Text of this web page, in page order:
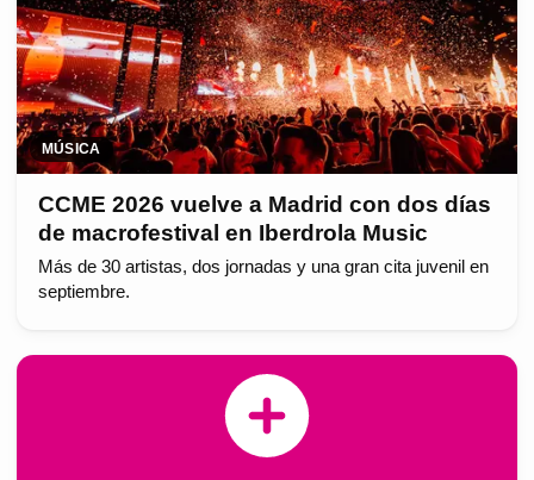
MÚSICA
CCME 2026 vuelve a Madrid con dos días
de macrofestival en Iberdrola Music
Más de 30 artistas, dos jornadas y una gran cita juvenil en
septiembre.